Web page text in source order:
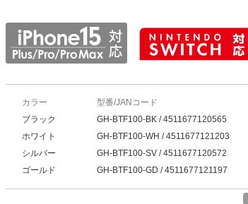
カラー
型番/JANコード
ブラック
GH-BTF100-BK / 4511677120565
ホワイト
GH-BTF100-WH / 4511677121203
シルバー
GH-BTF100-SV / 4511677120572
ゴールド
GH-BTF100-GD / 4511677121197